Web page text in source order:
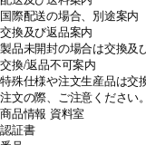
国際配送の場合、別途案内
交換及び返品案内
製品未開封の場合は交換及
交換/返品不可案内
特殊仕様や注文生産品は交
注文の際、ご注意ください。
商品情報 資料室
認証書